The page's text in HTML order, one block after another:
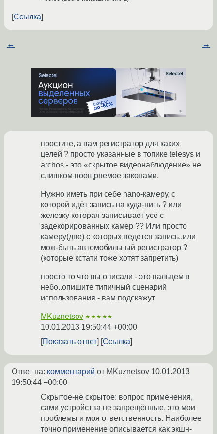
Ссылка
← →
простите, а вам регистратор для каких
целей ? просто указанные в топике telesys и
archos - это «скрытое видеонаблюдение» не
слишком поощряемое законами.
Нужно иметь при себе nano-камеру, с
которой идёт запись на куда-нить ? или
железку которая записывает усё с
задекорированных камер ?? Или просто
камеру(две) с которых ведётся запись..или
мож-быть автомобильный регистратор ?
(которые кстати тоже хотят запретить)
просто то что вы описали - это пальцем в
небо..опишите типичный сценарий
использования - вам подскажут
MKuznetsov ★★★★★
10.01.2013 19:50:44 +00:00
Показать ответ
Ссылка
Ответ на: комментарий от MKuznetsov 10.01.2013
19:50:44 +00:00
Скрытое-не скрытое: вопрос применения,
сами устройства не запрещённые, это мои
проблемы и моя ответственность. Наиболее
точно применение описывается как экшн-